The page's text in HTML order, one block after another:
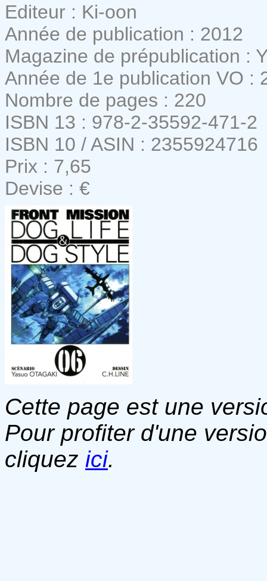
Editeur : Ki-oon
Année de publication : 2012
Magazine de prépublication :
Année de 1e publication VO :
Nombre de pages : 220
ISBN 13 : 978-2-35592-471-2
ISBN 10 / ASIN : 2355924716
Prix : 7,65
Devise : €
Cette page est une
Pour profiter d'une
cliquez ici.